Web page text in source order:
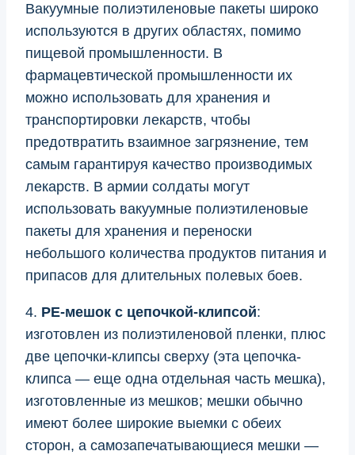
Вакуумные полиэтиленовые пакеты широко
используются в других областях, помимо
пищевой промышленности. В
фармацевтической промышленности их
можно использовать для хранения и
транспортировки лекарств, чтобы
предотвратить взаимное загрязнение, тем
самым гарантируя качество производимых
лекарств. В армии солдаты могут
использовать вакуумные полиэтиленовые
пакеты для хранения и переноски
небольшого количества продуктов питания и
припасов для длительных полевых боев.
4. PE-мешок с цепочкой-клипсой:
изготовлен из полиэтиленовой пленки, плюс
две цепочки-клипсы сверху (эта цепочка-
клипса — еще одна отдельная часть мешка),
изготовленные из мешков; мешки обычно
имеют более широкие выемки с обеих
сторон, а самозапечатывающиеся мешки —